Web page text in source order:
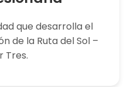
que desarrolla el
de la Ruta del Sol –
Tres.